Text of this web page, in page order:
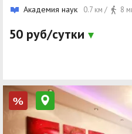
Академия наук
0.7 км / 8
50 руб/сутки
%